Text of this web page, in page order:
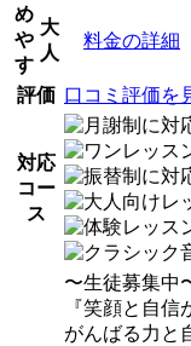
め
や
す
大
人
料金の詳細
評価 口コミ評価を
対応
コー
ス
〜生徒募集中
『笑顔と自信
がんばる力と